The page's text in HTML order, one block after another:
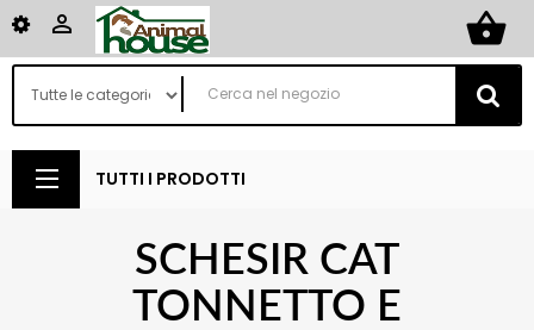
shopping_basket

TUTTI I PRODOTTI
SCHESIR CAT
TONNETTO E